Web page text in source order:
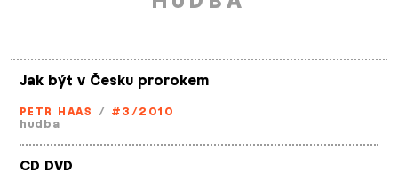
Jak být v Česku prorokem
PETR HAAS / #3/2010
hudba
CD DVD